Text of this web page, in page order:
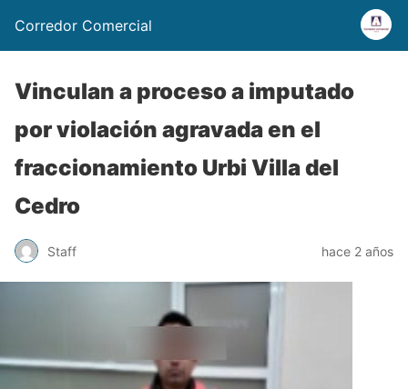
Corredor Comercial
Vinculan a proceso a imputado
por violación agravada en el
fraccionamiento Urbi Villa del
Cedro
Staff hace 2 años